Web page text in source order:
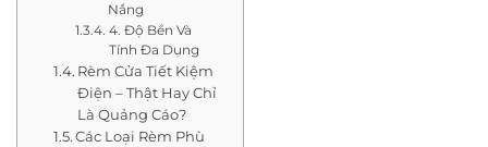
Nắng
4. Độ Bền Và
Tính Đa Dụng
Rèm Cửa Tiết Kiệm
Điện – Thật Hay Chỉ
Là Quảng Cáo?
Các Loại Rèm Phù